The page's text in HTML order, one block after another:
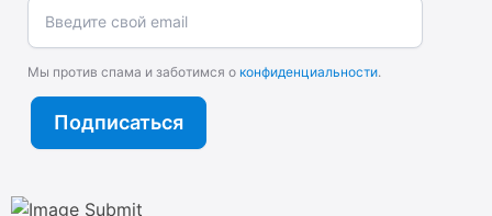
Введите свой email
Подписаться
Мы против спама и заботимся о конфиденциальности.